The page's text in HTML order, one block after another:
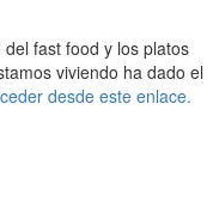
fast food y los platos
viviendo ha dado el
desde este enlace.